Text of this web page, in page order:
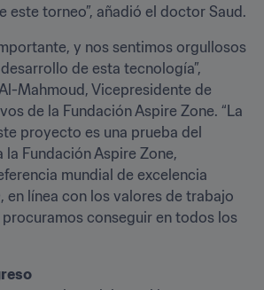
este torneo”, añadió el doctor Saud.
y nos sentimos orgullosos
de esta tecnología”,
Mahmoud, Vicepresidente de
de la Fundación Aspire Zone. “La
proyecto es una prueba del
la Fundación Aspire Zone,
mundial de excelencia
en línea con los valores de trabajo
conseguir en todos los